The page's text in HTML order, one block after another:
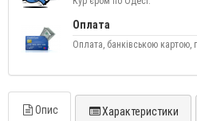
Оплата
Оплата, банківською картою,
Опис Характеристики